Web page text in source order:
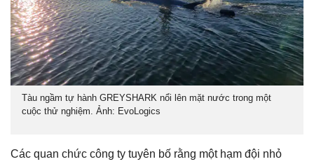
Tàu ngầm tự hành GREYSHARK nổi lên mặt nước trong một
cuộc thử nghiệm. Ảnh: EvoLogics
Các quan chức công ty tuyên bố rằng một hạm đội nhỏ